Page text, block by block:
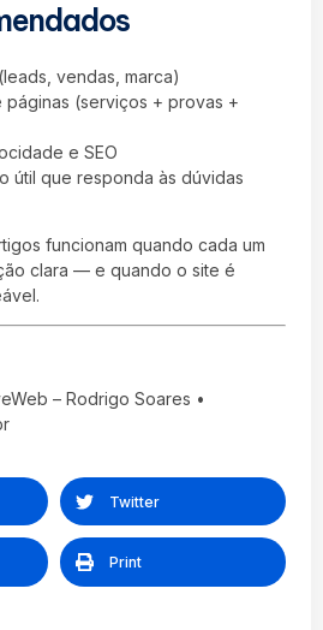
vendas, marca)
páginas (serviços + provas +
e SEO
útil que responda às dúvidas
funcionam quando cada um
clara — e quando o site é
– Rodrigo Soares •
Twitter
Print